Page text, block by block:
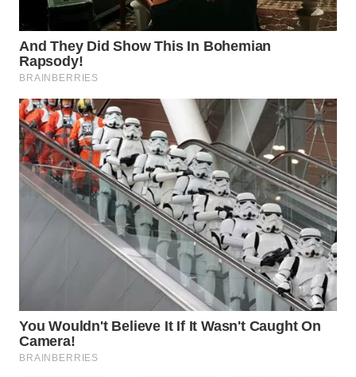
WAHANA
ADVOKAT
INFRASTRUKTUR
WAHANA
KONSUMEN
WAHANA
LISTRIK
WAHANA
TV